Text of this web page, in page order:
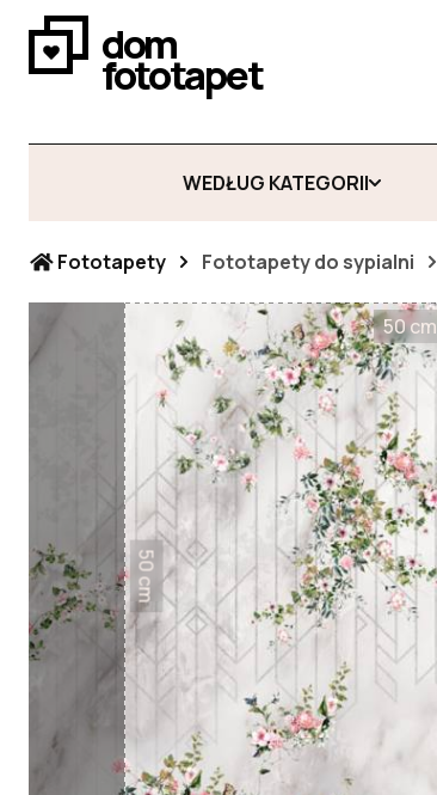
dom
fototapet
WEDŁUG KATEGORII
Fototapety Fototapety do sypialni
50 cm
50 cm